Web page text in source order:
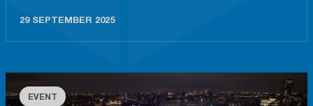
29 SEPTEMBER 2025
EVENT